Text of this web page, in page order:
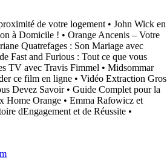
de votre logement • John Wick en
à Domicile ! • Orange Ancenis – Votre
Quatrefages : Son Mariage avec
Fast and Furious : Tout ce que vous
TV avec Travis Fimmel • Midsommar
ce film en ligne • Vidéo Extraction Gros
Devez Savoir• Guide Complet pour la
Home Orange • Emma Rafowicz et
dEngagement et de Réussite •